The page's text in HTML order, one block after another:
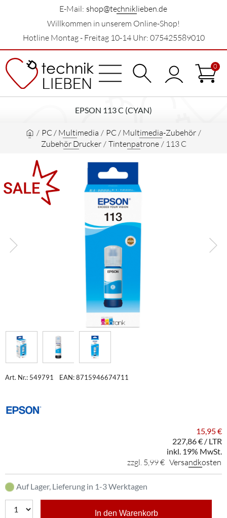
E-Mail: shop@techniklieben.de
Willkommen in unserem Online-Shop!
Hotline Montag - Freitag 10-14 Uhr: 075425589010
0
EPSON 113 C (CYAN)
/ PC / Multimedia / PC / Multimedia-Zubehör /
Zubehör Drucker / Tintenpatrone / 113 C
Art. Nr.: 549791 EAN: 8715946674711
15,95 €
227,86 € / LTR
inkl. 19% MwSt.
zzgl. 5,99 € Versandkosten
Auf Lager, Lieferung in 1-3 Werktagen
In den Warenkorb